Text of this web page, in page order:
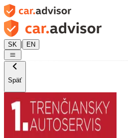
SK | EN
Späť